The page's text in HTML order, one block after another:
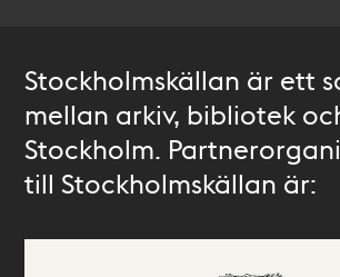
Stockholmskällan är ett
mellan arkiv, bibliotek
Stockholm.
till Stockholmskällan är: